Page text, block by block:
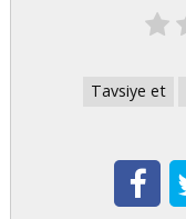
Tavsiye et